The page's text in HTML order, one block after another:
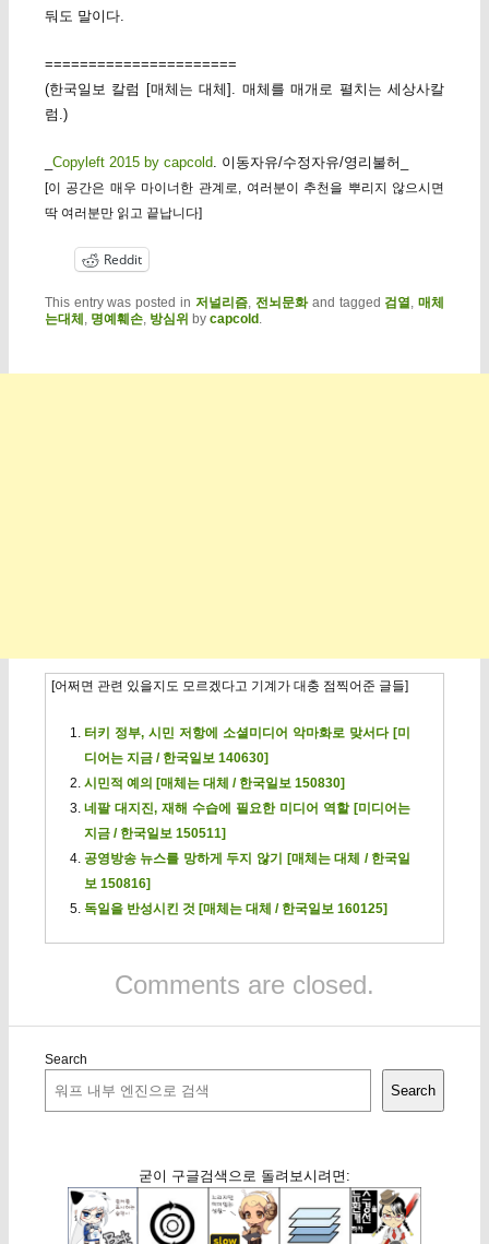
둬도 말이다.
======================
(한국일보 칼럼 [매체는 대체]. 매체를 매개로 펼치는 세상사칼
럼.)
Copyleft 2015 by capcold . 이동자유/수정자유/영리불허_
[이 공간은 매우 마이너한 관계로, 여러분이 추천을 뿌리지 않으시면
딱 여러분만 읽고 끝납니다]
Reddit
This entry was posted in 저널리즘, 전뇌문화and tagged 검열,매체
는대체 , 명예훼손, 방심위 by capcold .
[어쩌면 관련 있을지도 모르겠다고 기계가 대충 점찍어준 글들]
터키 정부, 시민 저항에 소셜미디어 악마화로 맞서다 [미
디어는 지금 / 한국일보 140630]
시민적 예의 [매체는 대체 / 한국일보 150830]
네팔 대지진, 재해 수습에 필요한 미디어 역할 [미디어는
지금 / 한국일보 150511]
공영방송 뉴스를 망하게 두지 않기 [매체는 대체 / 한국일
보 150816]
독일을 반성시킨 것 [매체는 대체 / 한국일보 160125]
Comments are closed.
Search
Search
굳이 구글검색으로 돌려보시려면: